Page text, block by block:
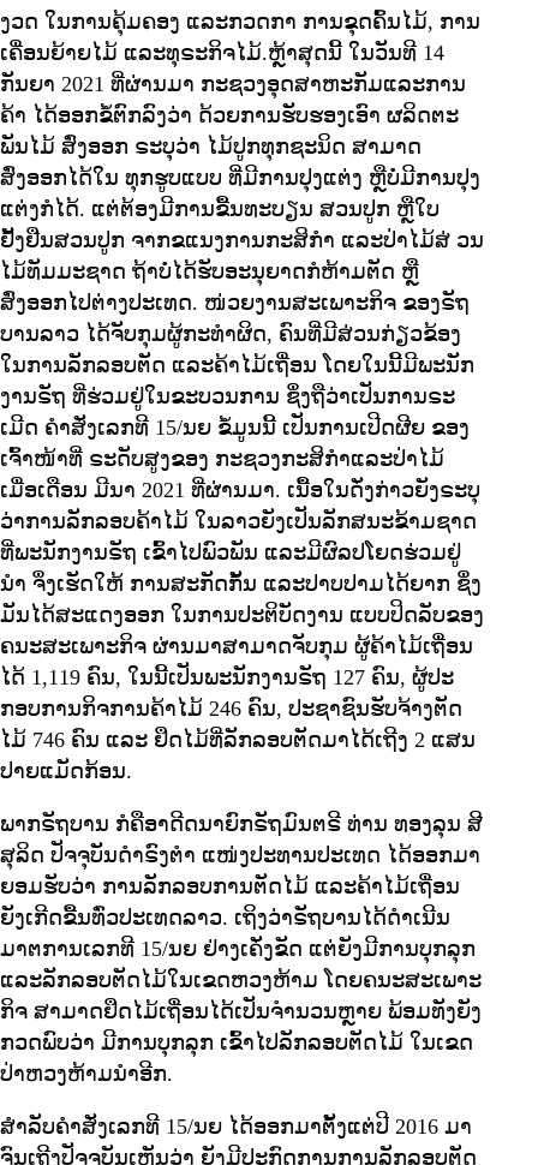
ງວດ ໃນການຄຸ້ມຄອງ ແລະກວດກາ ການຂຸດຄົ້ນໄມ້, ການ
ເຄື່ອນຍ້າຍໄມ້ ແລະທຸຣະກິຈໄມ້.ຫຼ້າສຸດນີ້ ໃນວັນທີ 14
ກັນຍາ 2021 ທີ່ຜ່ານມາ ກະຊວງອຸດສາຫະກັມແລະການ
ຄ້າ ໄດ້ອອກຂໍ້ຕົກລົງວ່າ ດ້ວຍການຮັບຮອງເອົາ ຜລິດຕະ
ພັນໄມ້ ສົ່ງອອກ ຣະບຸວ່າ ໄມ້ປູກທຸກຊະນິດ ສາມາດ
ສົ່ງອອກໄດ້ໃນ ທຸກຮູບແບບ ທີ່ມີການປຸງແຕ່ງ ຫຼືບໍ່ມີການປຸງ
ແຕ່ງກໍໄດ້. ແຕ່ຕ້ອງມີການຂື້ນທະບຽນ ສວນປູກ ຫຼືໃບ
ຢັ້ງຢືນສວນປູກ ຈາກຂແນງການກະສິກຳ ແລະປ່າໄມ້ສ່ ວນ
ໄມ້ທັມມະຊາດ ຖ້າບໍ່ໄດ້ຮັບອະນຸຍາດກໍຫ້າມຕັດ ຫຼື
ສົ່ງອອກໄປຕ່າງປະເທດ. ໜ່ວຍງານສະເພາະກິຈ ຂອງຣັຖ
ບານລາວ ໄດ້ຈັບກຸມຜູ້ກະທຳຜິດ, ຄົນທີ່ມີສ່ວນກ່ຽວຂ້ອງ
ໃນການລັກລອບຕັດ ແລະຄ້າໄມ້ເຖື່ອນ ໂດຍໃນນີ້ມີພະນັກ
ງານຣັຖ ທີ່ຮ່ວມຢູ່ໃນຂະບວນການ ຊຶ່ງຖືວ່າເປັນການຣະ
ເມີດ ຄຳສັ່ງເລກທີ 15/ນຍ ຂໍ້ມູນນີ້ ເປັນການເປີດຜີຍ ຂອງ
ເຈົ້າໜ້າທີ່ ຣະດັບສູງຂອງ ກະຊວງກະສິກຳແລະປ່າໄມ້
ເມື່ອເດືອນ ມີນາ 2021 ທີ່ຜ່ານມາ. ເນື້ອໃນດັ່ງກ່າວຍັງຣະບຸ
ວ່າການລັກລອບຄ້າໄມ້ ໃນລາວຍັງເປັນລັກສນະຂ້າມຊາດ
ທີ່ພະນັກງານຣັຖ ເຂົ້າໄປພົວພັນ ແລະມີຜົລປໂຍດຮ່ວມຢູ່
ນໍາ ຈຶ່ງເຮັດໃຫ້ ການສະກັດກັ້ນ ແລະປາບປາມໄດ້ຍາກ ຊຶ່ງ
ມັນໄດ້ສະແດງອອກ ໃນການປະຕິບັດງານ ແບບປິດລັບຂອງ
ຄນະສະເພາະກິຈ ຜ່ານມາສາມາດຈັບກຸມ ຜູ້ຄ້າໄມ້ເຖື່ອນ
ໄດ້ 1,119 ຄົນ, ໃນນີ້ເປັນພະນັກງານຣັຖ 127 ຄົນ, ຜູ້ປະ
ກອບການກິຈການຄ້າໄມ້ 246 ຄົນ, ປະຊາຊົນຮັບຈ້າງຕັດ
ໄມ້ 746 ຄົນ ແລະ ຢຶດໄມ້ທີ່ລັກລອບຕັດມາໄດ້ເຖີງ 2 ແສນ
ປາຍແມັດກ້ອນ.
ພາກຣັຖບານ ກໍຄືອາດີດນາຍົກຣັຖມົນຕຣີ ທ່ານ ທອງລຸນ ສີ
ສຸລິດ ປັຈຈຸບັນດຳຣົງຕຳ ແໜ່ງປະທານປະເທດ ໄດ້ອອກມາ
ຍອມຮັບວ່າ ການລັກລອບການຕັດໄມ້ ແລະຄ້າໄມ້ເຖື່ອນ
ຍັງເກີດຂື້ນທົ່ວປະເທດລາວ. ເຖິງວ່າຣັຖບານໄດ້ດຳເນີນ
ມາຕການເລກທີ 15/ນຍ ຢ່າງເຄັ່ງຂັດ ແຕ່ຍັງມີການບຸກລຸກ
ແລະລັກລອບຕັດໄມ້ໃນເຂດຫວງຫ້າມ ໂດຍຄນະສະເພາະ
ກິຈ ສາມາດຢຶດໄມ້ເຖື່ອນໄດ້ເປັນຈຳນວນຫຼາຍ ພ້ອມທັງຍັງ
ກວດພົບວ່າ ມີການບຸກລຸກ ເຂົ້າໄປລັກລອບຕັດໄມ້ ໃນເຂດ
ປ່າຫວງຫ້າມນຳອີກ.
ສຳລັບຄຳສັ່ງເລກທີ 15/ນຍ ໄດ້ອອກມາຕັ້ງແຕ່ປີ 2016 ມາ
ຈົນເຖີງປັຈຈຸບັນເຫັນວ່າ ຍັງມີປະກົດການການລັກລອບຕັດ